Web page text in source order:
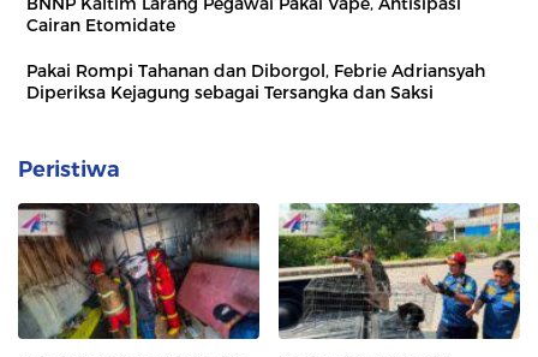
Cairan Etomidate
Pakai Rompi Tahanan dan Diborgol, Febrie Adriansyah
Diperiksa Kejagung sebagai Tersangka dan Saksi
Peristiwa